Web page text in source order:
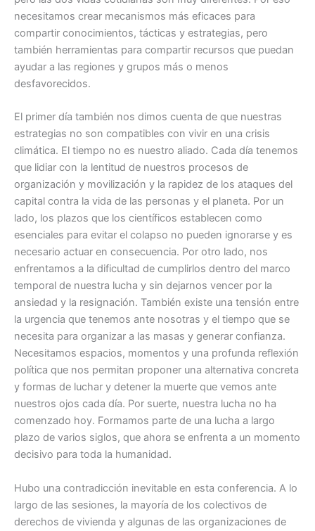
necesitamos crear mecanismos más eficaces para
compartir conocimientos, tácticas y estrategias, pero
también herramientas para compartir recursos que puedan
ayudar a las regiones y grupos más o menos
desfavorecidos.
El primer día también nos dimos cuenta de que nuestras
estrategias no son compatibles con vivir en una crisis
climática. El tiempo no es nuestro aliado. Cada día tenemos
que lidiar con la lentitud de nuestros procesos de
organización y movilización y la rapidez de los ataques del
capital contra la vida de las personas y el planeta. Por un
lado, los plazos que los científicos establecen como
esenciales para evitar el colapso no pueden ignorarse y es
necesario actuar en consecuencia. Por otro lado, nos
enfrentamos a la dificultad de cumplirlos dentro del marco
temporal de nuestra lucha y sin dejarnos vencer por la
ansiedad y la resignación. También existe una tensión entre
la urgencia que tenemos ante nosotras y el tiempo que se
necesita para organizar a las masas y generar confianza.
Necesitamos espacios, momentos y una profunda reflexión
política que nos permitan proponer una alternativa concreta
y formas de luchar y detener la muerte que vemos ante
nuestros ojos cada día. Por suerte, nuestra lucha no ha
comenzado hoy. Formamos parte de una lucha a largo
plazo de varios siglos, que ahora se enfrenta a un momento
decisivo para toda la humanidad.
Hubo una contradicción inevitable en esta conferencia. A lo
largo de las sesiones, la mayoría de los colectivos de
derechos de vivienda y algunas de las organizaciones de